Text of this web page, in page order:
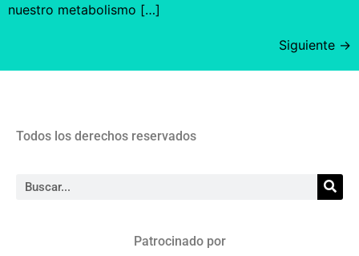
nuestro metabolismo […]
Siguiente →
Todos los derechos reservados
Patrocinado por